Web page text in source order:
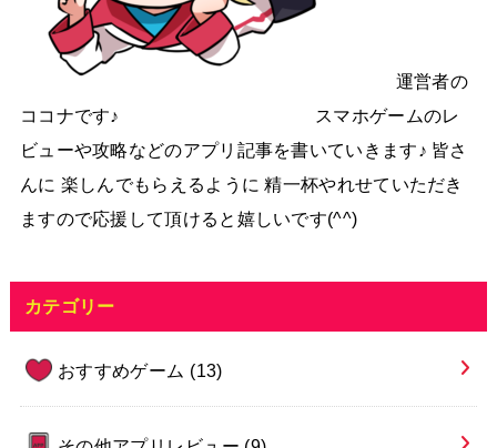
運営者の
ココナです♪ スマホゲームのレ
ビューや攻略などのアプリ記事を書いていきます♪ 皆さ
んに 楽しんでもらえるように 精一杯やれせていただき
ますので応援して頂けると嬉しいです(^^)
カテゴリー
おすすめゲーム (13)